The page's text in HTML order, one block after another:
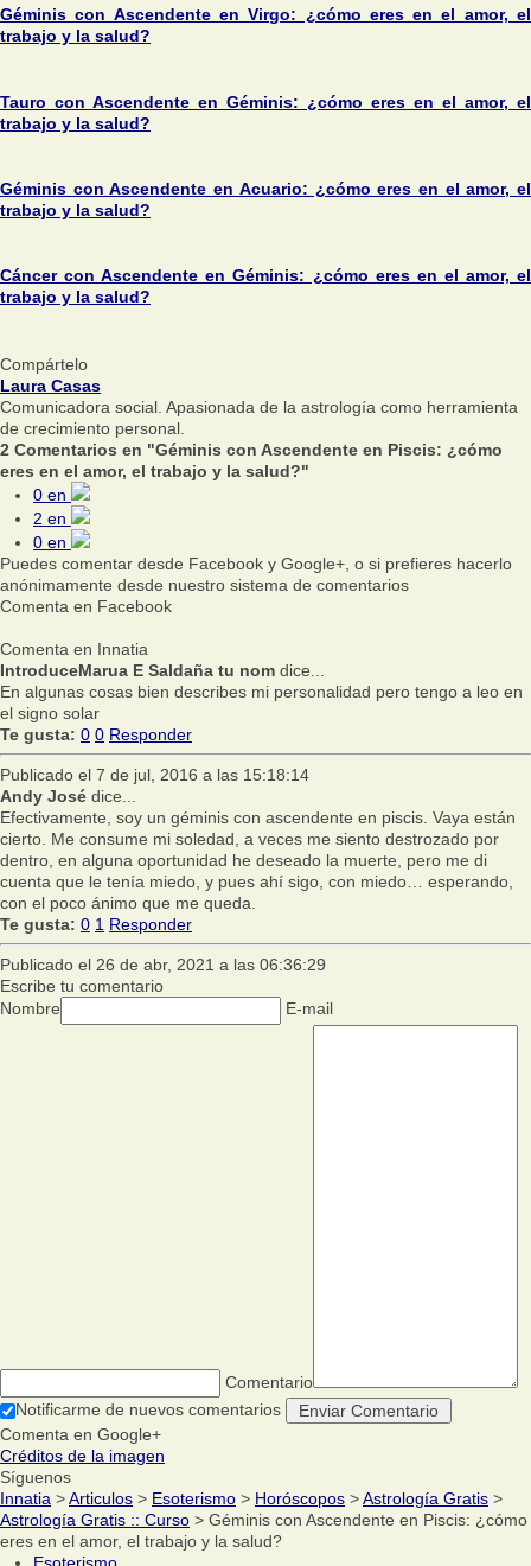
Géminis con Ascendente en Virgo: ¿cómo eres en el amor, el
trabajo y la salud?
Tauro con Ascendente en Géminis: ¿cómo eres en el amor, el
trabajo y la salud?
Géminis con Ascendente en Acuario: ¿cómo eres en el amor, el
trabajo y la salud?
Cáncer con Ascendente en Géminis: ¿cómo eres en el amor, el
trabajo y la salud?
Compártelo
Laura Casas
Comunicadora social. Apasionada de la astrología como herramienta
de crecimiento personal.
2 Comentarios en "Géminis con Ascendente en Piscis: ¿cómo
eres en el amor, el trabajo y la salud?"
0 en
2 en
0 en
Puedes comentar desde Facebook y Google+, o si prefieres hacerlo
anónimamente desde nuestro sistema de comentarios
Comenta en Facebook
Comenta en Innatia
IntroduceMarua E Saldaña tu nom dice...
En algunas cosas bien describes mi personalidad pero tengo a leo en
el signo solar
Te gusta: 0 0 Responder
Publicado el 7 de jul, 2016 a las 15:18:14
Andy José dice...
Efectivamente, soy un géminis con ascendente en piscis. Vaya están
cierto. Me consume mi soledad, a veces me siento destrozado por
dentro, en alguna oportunidad he deseado la muerte, pero me di
cuenta que le tenía miedo, y pues ahí sigo, con miedo… esperando,
con el poco ánimo que me queda.
Te gusta: 0 1 Responder
Publicado el 26 de abr, 2021 a las 06:36:29
Escribe tu comentario
Nombre
E-mail
Comentario
Notificarme de nuevos comentarios
Comenta en Google+
Créditos de la imagen
Síguenos
Innatia >Articulos > Esoterismo > Horóscopos >Astrología Gratis >
Astrología Gratis :: Curso > Géminis con Ascendente en Piscis: ¿cómo
eres en el amor, el trabajo y la salud?